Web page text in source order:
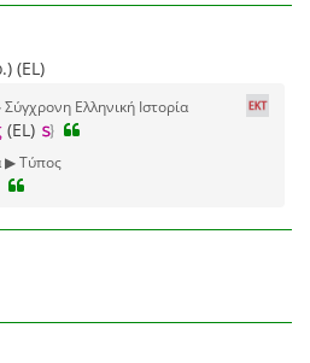
(EL)
Ελληνική Ιστορία
(EL)
▶ Τύπος